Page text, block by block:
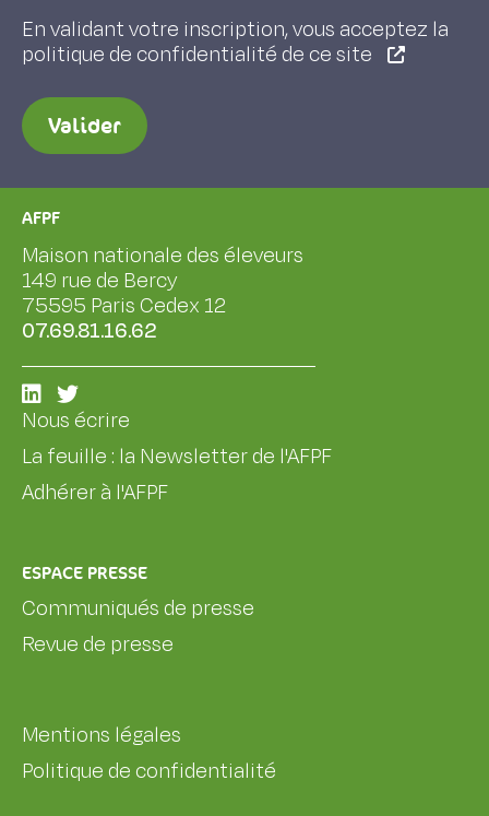
En validant votre inscription, vous acceptez la
politique de confidentialité de ce site
Valider
AFPF
Maison nationale des éleveurs
149 rue de Bercy
75595 Paris Cedex 12
07.69.81.16.62
Nous écrire
La feuille : la Newsletter de l'AFPF
Adhérer à l'AFPF
ESPACE PRESSE
Communiqués de presse
Revue de presse
Mentions légales
Politique de confidentialité